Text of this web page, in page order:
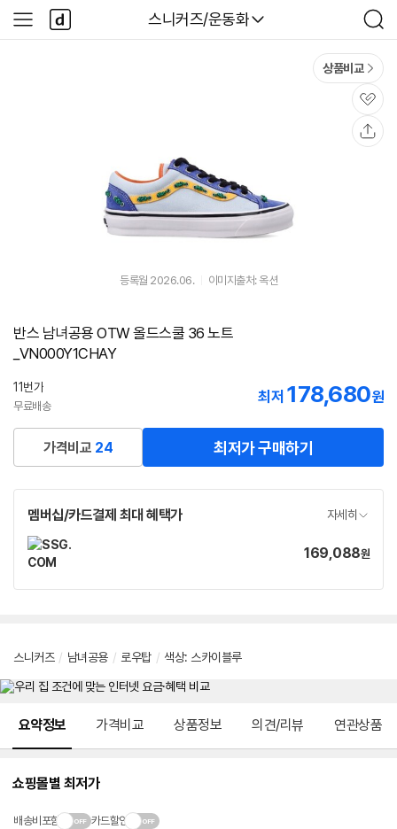
다나와
스니커즈/운동화
검
색
사
이
다
나
와
상품비교
관
심
등록월 2026.06. 이미지출처: 옥션
반스 남녀공용 OTW 올드스쿨 36 노트
_VN000Y1CHAY
11번가
무료배송
최저 178,680원
가격비교 24 최저가 구매하기
멤버십/카드결제 최대 혜택가 자세히
가
169,088원
스니커즈 / 남녀공용 / 로우탑 / 색상: 스카이블루
요약정보 가격비교 상품정보 의견/리뷰 연관상품
쇼핑몰별 최저가
배송비포함 카드할인